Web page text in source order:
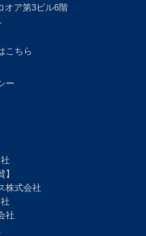
ア第3ビル6階
こちら
ー
株式会社
社